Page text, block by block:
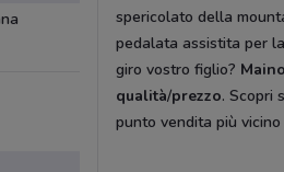
Oltre
spericolato della
pedalata assistita per
giro vostro figlio? Maino
qualità/prezzo. Scopri
punto vendita più vicino